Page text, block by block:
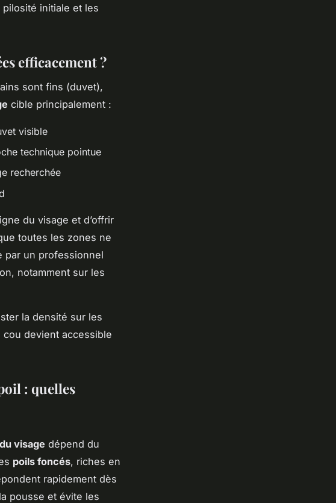
initiale et les
efficacement ?
sont fins (duvet),
cible principalement :
visible
technique pointue
recherchée
du visage et d’offrir
toutes les zones ne
par un professionnel
notamment sur les
la densité sur les
devient accessible
: quelles
visage dépend du
poils foncés, riches en
rapidement dès
pousse et évite les